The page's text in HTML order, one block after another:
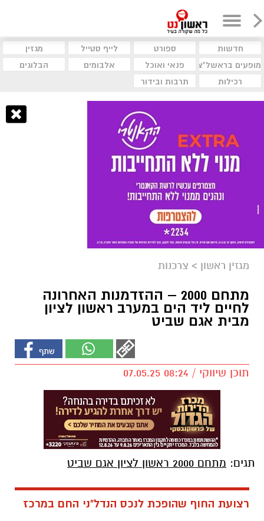
חדשות ספורט לייף סטייל
מגזין
מופעים בראשל"צ
פנאי ואוכל אלבומים
הבלוגים
רכילות
תרבות ובידור
מגזין ראשון > צרכנות
מתחם 2000 – ההזדמנות האחרונה
לחיים ליד הים במערב ראשון לציון
מבית אגם שביט
תוכן שיווקי / 08:24 07.05.25
תגים: מתחם 2000 ראשון לציון אגם שביט
רצועת החוף שהופכת לנכס הנדל"ני החם במרכז